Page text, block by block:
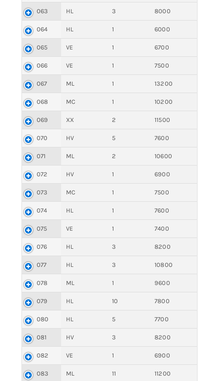
063 HL 3 8000
064 HL 1 6000
065 VE 1 6700
066 VE 1 7500
067 ML 1 13200
068 MC 1 10200
069 XX 2 11500
070 HV 5 7600
071 ML 2 10600
072 HV 1 6900
073 MC 1 7500
074 HL 1 7600
075 VE 1 7400
076 HL 3 8200
077 HL 3 10800
078 ML 1 9600
079 HL 10 7800
080 HL 5 7700
081 HV 3 8200
082 VE 1 6900
083 ML 11 11200